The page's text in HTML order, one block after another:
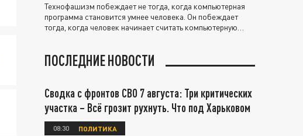
Технофашизм побеждает не тогда, когда компьютерная
программа становится умнее человека. Он побеждает
тогда, когда человек начинает считать компьютерную
ПОСЛЕДНИЕ НОВОСТИ
Сводка с фронтов СВО 7 августа: Три критических
участка – Всё грозит рухнуть. Что под Харьковом
08:30 ПОЛИТИКА